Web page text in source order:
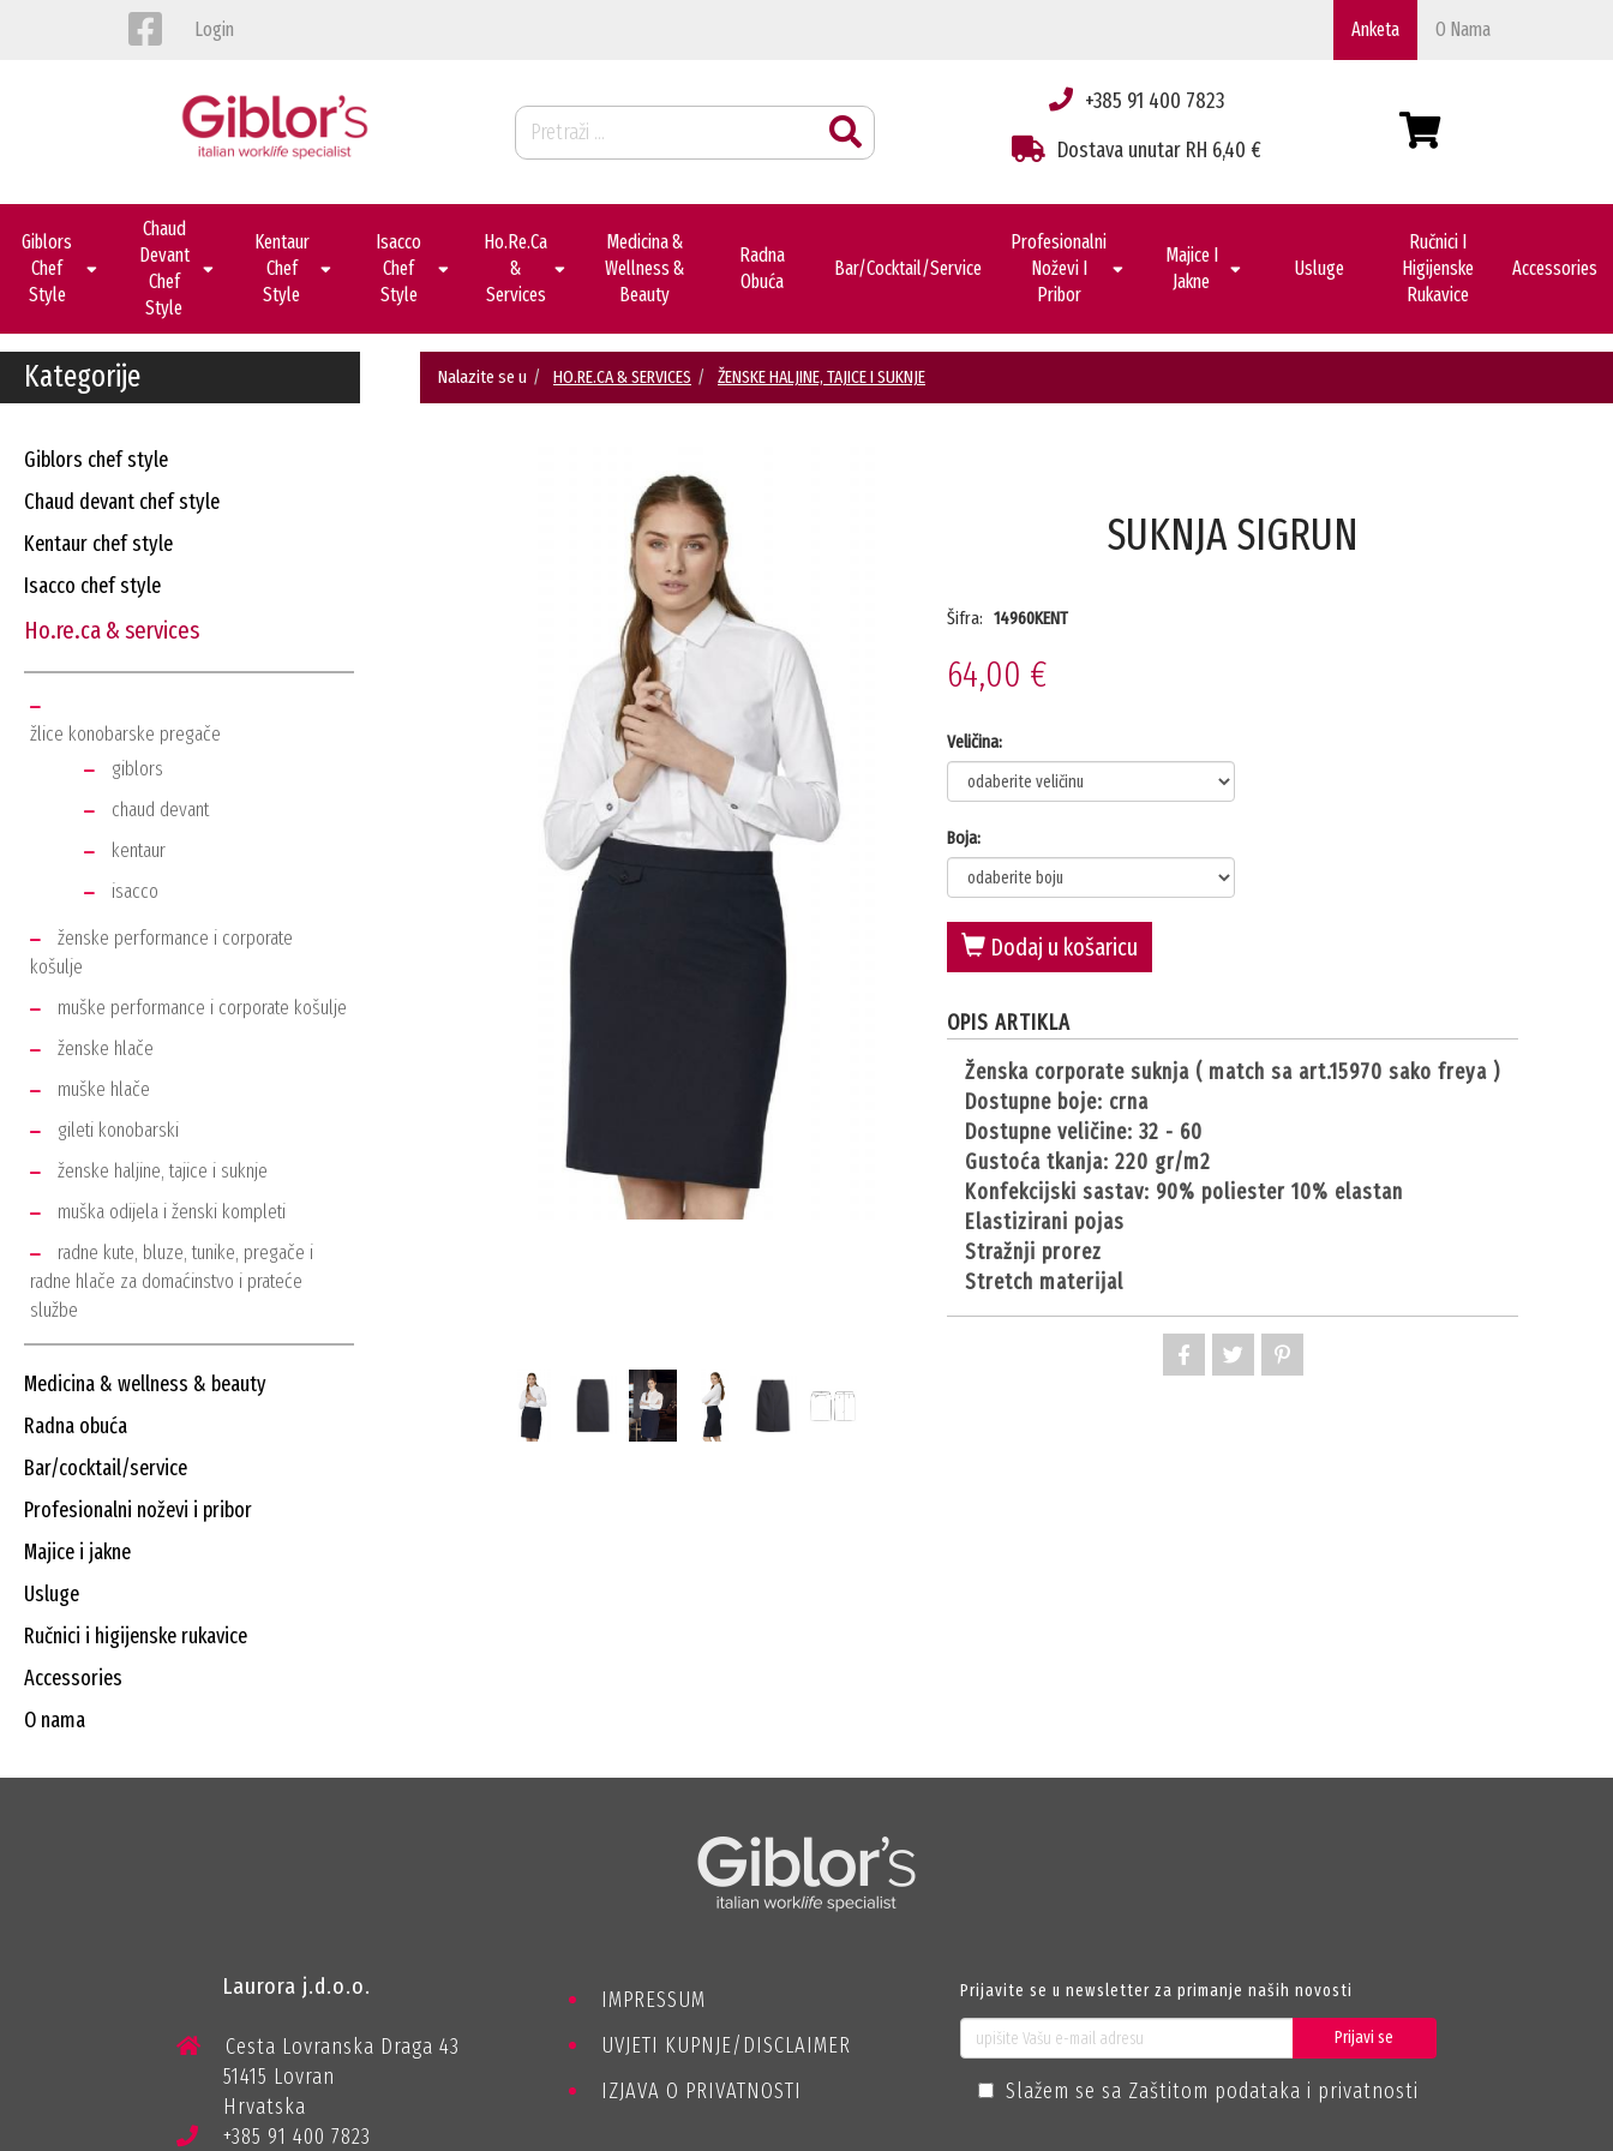
Login Anketa O Nama
+385 91 400 7823
Dostava unutar RH 6,40 €
Giblors
Chef
Style
Chaud
Devant
Chef
Style
Kentaur
Chef
Style
Isacco
Chef
Style
Ho.re.ca
&
Services
Medicina &
Wellness &
Beauty
Radna
Obuća
Bar/cocktail/service
Profesionalni
Noževi I
Pribor
Majice I
Jakne
Usluge
Ručnici I
Higijenske
Rukavice
Accessories
Kategorije
giblors chef style
chaud devant chef style
kentaur chef style
isacco chef style
ho.re.ca & services
žlice konobarske pregače
giblors
chaud devant
kentaur
isacco
ženske performance i corporate
košulje
muške performance i corporate košulje
ženske hlače
muške hlače
gileti konobarski
ženske haljine, tajice i suknje
muška odijela i ženski kompleti
radne kute, bluze, tunike, pregače i
radne hlače za domaćinstvo i prateće
službe
medicina & wellness & beauty
radna obuća
bar/cocktail/service
profesionalni noževi i pribor
majice i jakne
usluge
ručnici i higijenske rukavice
accessories
o nama
Nalazite se u HO.RE.CA & SERVICES ŽENSKE HALJINE, TAJICE I SUKNJE
SUKNJA SIGRUN
Šifra: 14960KENT
64,00 €
Veličina:
Boja:
Dodaj u košaricu
OPIS ARTIKLA
ženska corporate suknja ( match sa art.15970 sako freya )
dostupne boje: crna
dostupne veličine: 32 - 60
gustoća tkanja: 220 gr/m2
konfekcijski sastav: 90% poliester 10% elastan
elastizirani pojas
stražnji prorez
stretch materijal
Laurora j.d.o.o.
Cesta Lovranska Draga 43
51415 Lovran
Hrvatska
+385 91 400 7823
IMPRESSUM
UVJETI KUPNJE/DISCLAIMER
IZJAVA O PRIVATNOSTI
Prijavite se u newsletter za primanje naših novosti
Prijavi se
Slažem se sa Zaštitom podataka i privatnosti